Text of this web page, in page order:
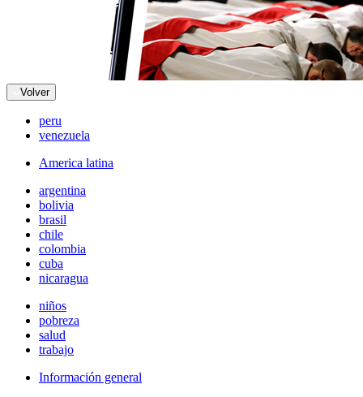
Volver
peru
venezuela
America latina
argentina
bolivia
brasil
chile
colombia
cuba
nicaragua
niños
pobreza
salud
trabajo
Información general